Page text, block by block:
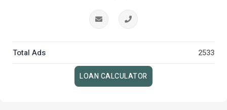
Total Ads 2533
LOAN CALCULATOR